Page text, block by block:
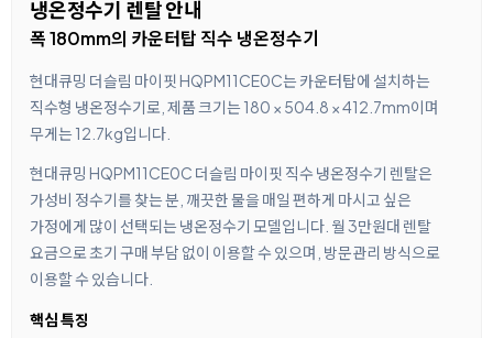
냉온정수기 렌탈 안내
폭 180mm의 카운터탑 직수 냉온정수기
현대큐밍 더슬림 마이핏 HQPM11CE0C는 카운터탑에 설치하는
직수형 냉온정수기로, 제품 크기는 180 × 504.8 × 412.7mm이며
무게는 12.7kg입니다.
현대큐밍 HQPM11CE0C 더슬림 마이핏 직수 냉온정수기 렌탈은
가성비 정수기를 찾는 분, 깨끗한 물을 매일 편하게 마시고 싶은
가정에게 많이 선택되는 냉온정수기 모델입니다. 월 3만원대 렌탈
요금으로 초기 구매 부담 없이 이용할 수 있으며, 방문관리 방식으로
이용할 수 있습니다.
핵심 특징